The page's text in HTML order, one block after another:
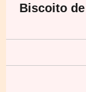
Biscoito